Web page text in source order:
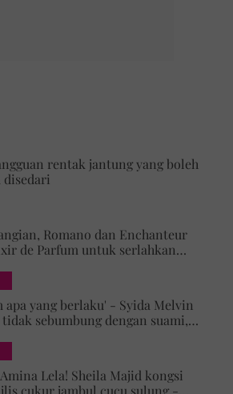
rentak jantung yang boleh
disedari
Romano dan Enchanteur
de Parfum untuk serlahkan
apa yang berlaku' - Syida Melvin
sebumbung dengan suami,
Lela! Sheila Majid kongsi
cukur jambul cucu sulung -